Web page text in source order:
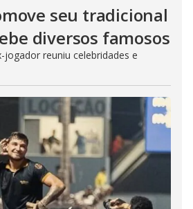
seu tradicional
diversos famosos
jogador reuniu celebridades e